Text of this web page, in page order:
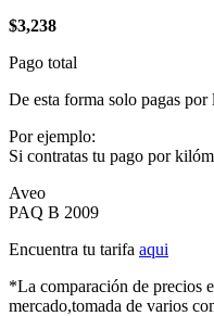
$3,238
Pago total
De esta forma solo pagas por
Por ejemplo:
Si contratas tu pago por
Aveo
PAQ B 2009
Encuentra tu tarifa aqui
*La comparación de precios
mercado,tomada de varios